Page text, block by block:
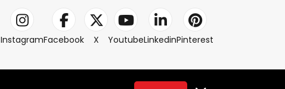
InstagramFacebook X YoutubeLinkedinPinterest